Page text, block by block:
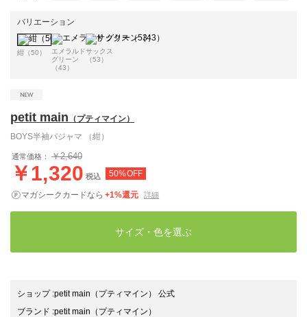
バリエーション
紺（50）
エメラルド
グリーン
（43）
サックス
（53）
petit main （プティマイン）
BOYS半袖パジャマ （紺）
通常価格： ￥2,640
￥1,320 税込 50%OFF
マガシークカードなら +1%還元 詳細
サイズ・色を選ぶ
ショップ:petit main（プティマイン） 公式
ブランド :petit main （プティマイン）